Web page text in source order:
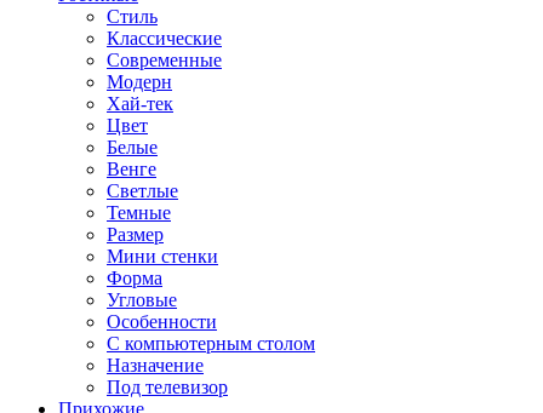
Стиль
Классические
Современные
Модерн
Хай-тек
Цвет
Белые
Венге
Светлые
Темные
Размер
Мини стенки
Форма
Угловые
Особенности
С компьютерным столом
Назначение
Под телевизор
Прихожие